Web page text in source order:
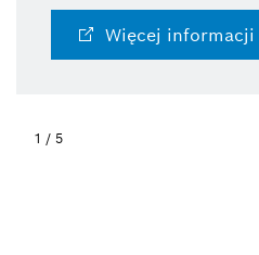
Więcej informacji
1 / 5